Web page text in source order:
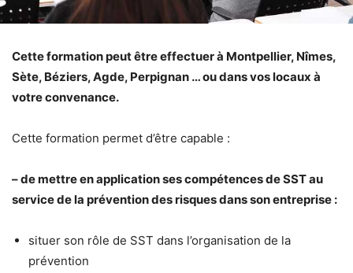
Cette formation peut être effectuer à Montpellier, Nîmes,
Sète, Béziers, Agde, Perpignan … ou dans vos locaux à
votre convenance.
Cette formation permet d’être capable :
– de mettre en application ses compétences de SST au
service de la prévention des risques dans son entreprise :
situer son rôle de SST dans l’organisation de la
prévention